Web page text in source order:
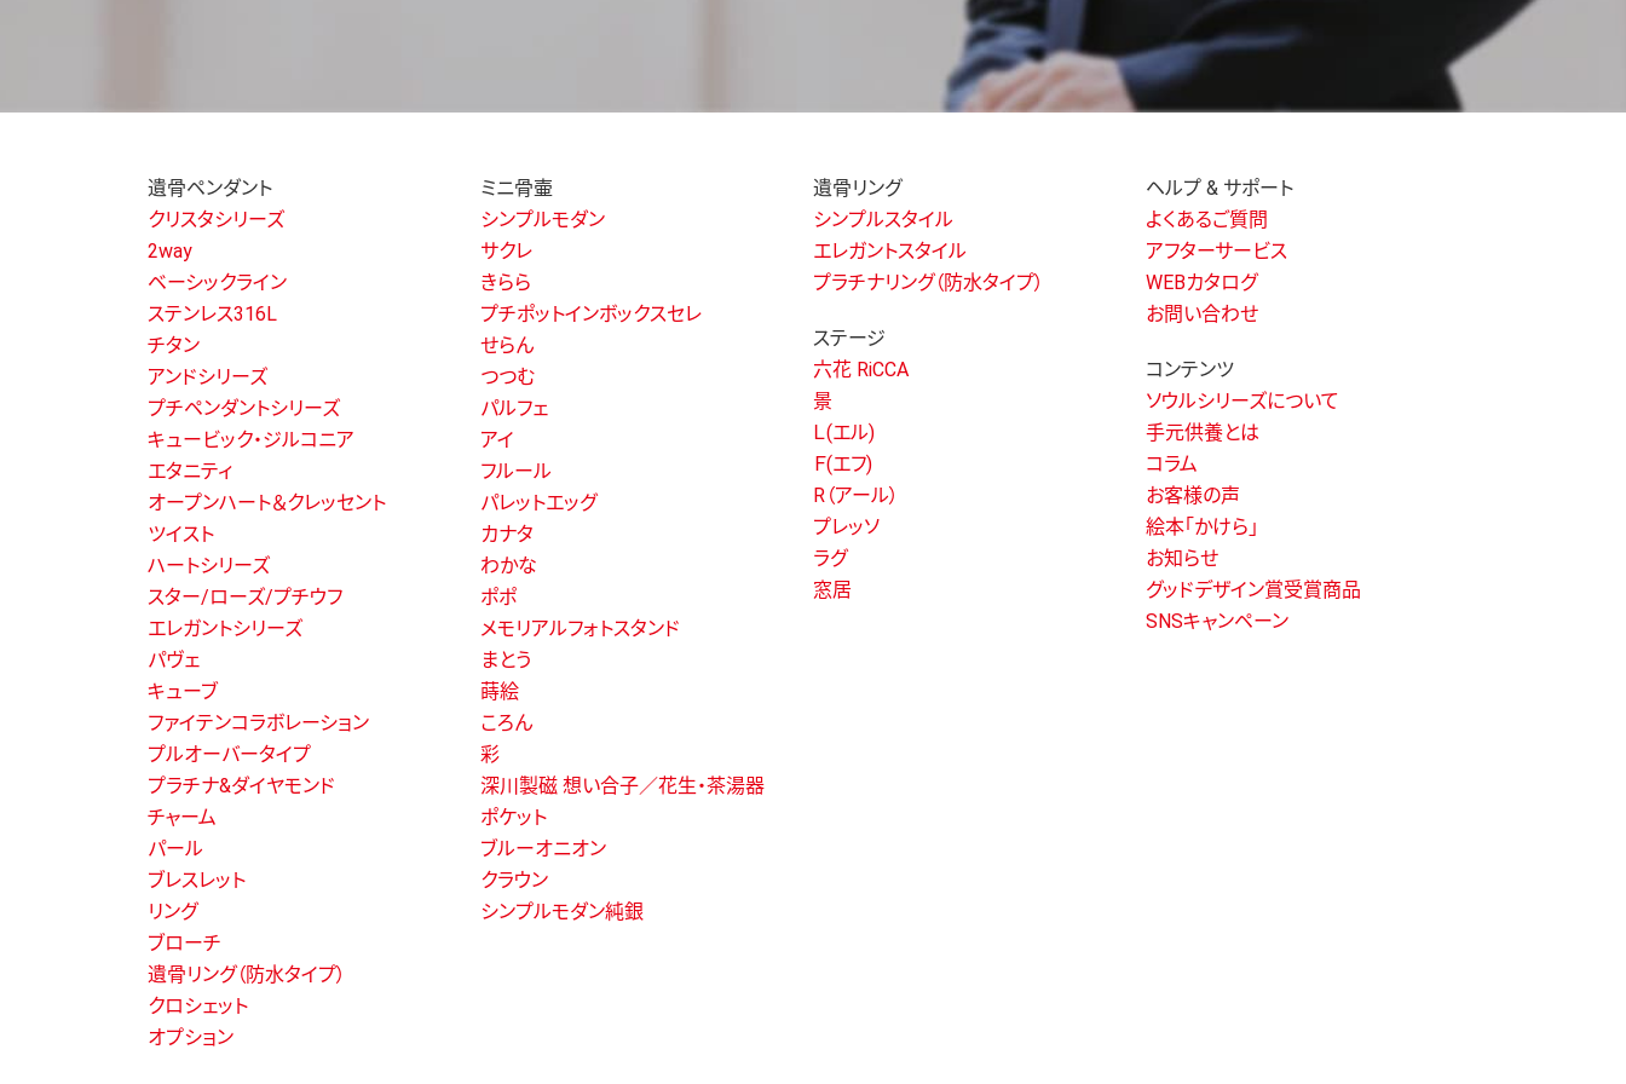
遺骨ペンダント
クリスタシリーズ
2way
ベーシックライン
ステンレス316L
チタン
アンドシリーズ
プチペンダントシリーズ
キュービック・ジルコニア
エタニティ
オープンハート＆クレッセント
ツイスト
ハートシリーズ
スター/ローズ/プチウフ
エレガントシリーズ
パヴェ
キューブ
ファイテンコラボレーション
プルオーバータイプ
プラチナ&ダイヤモンド
チャーム
パール
ブレスレット
リング
ブローチ
遺骨リング（防水タイプ）
クロシェット
オプション
ミニ骨壷
シンプルモダン
サクレ
きらら
プチポットインボックスセレ
せらん
つつむ
パルフェ
アイ
フルール
パレットエッグ
カナタ
わかな
ポポ
メモリアルフォトスタンド
まとう
蒔絵
ころん
彩
深川製磁 想い合子／花生・茶湯器
ポケット
ブルーオニオン
クラウン
シンプルモダン純銀
遺骨リング
シンプルスタイル
エレガントスタイル
プラチナリング（防水タイプ）
ステージ
六花 RiCCA
景
Ｌ(エル)
Ｆ(エフ)
R（アール）
プレッソ
ラグ
窓居
ヘルプ & サポート
よくあるご質問
アフターサービス
WEBカタログ
お問い合わせ
コンテンツ
ソウルシリーズについて
手元供養とは
コラム
お客様の声
絵本「かけら」
お知らせ
グッドデザイン賞受賞商品
SNSキャンペーン